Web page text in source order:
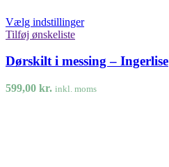
Vælg indstillinger
Tilføj ønskeliste
Dørskilt i messing – Ingerlise
599,00 kr. inkl. moms